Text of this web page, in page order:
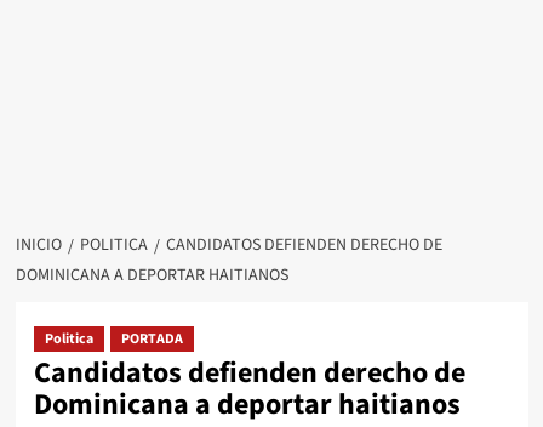
INICIO POLITICA
CANDIDATOS DEFIENDEN DERECHO DE
DOMINICANA A DEPORTAR HAITIANOS
Politica PORTADA
Candidatos defienden derecho de
Dominicana a deportar haitianos